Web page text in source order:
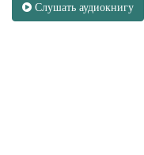
Слушать аудиокнигу